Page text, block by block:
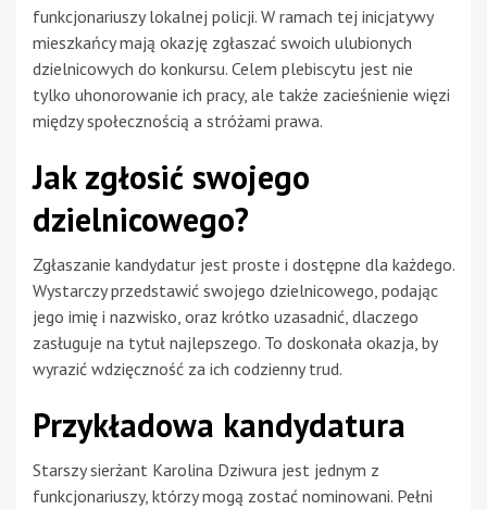
funkcjonariuszy lokalnej policji. W ramach tej inicjatywy
mieszkańcy mają okazję zgłaszać swoich ulubionych
dzielnicowych do konkursu. Celem plebiscytu jest nie
tylko uhonorowanie ich pracy, ale także zacieśnienie więzi
między społecznością a stróżami prawa.
Jak zgłosić swojego
dzielnicowego?
Zgłaszanie kandydatur jest proste i dostępne dla każdego.
Wystarczy przedstawić swojego dzielnicowego, podając
jego imię i nazwisko, oraz krótko uzasadnić, dlaczego
zasługuje na tytuł najlepszego. To doskonała okazja, by
wyrazić wdzięczność za ich codzienny trud.
Przykładowa kandydatura
Starszy sierżant Karolina Dziwura jest jednym z
funkcjonariuszy, którzy mogą zostać nominowani. Pełni